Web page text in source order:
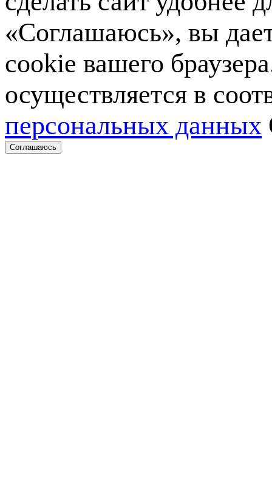
«Соглашаюсь», вы
cookie вашего
осуществляется в
персональных данных
Соглашаюсь